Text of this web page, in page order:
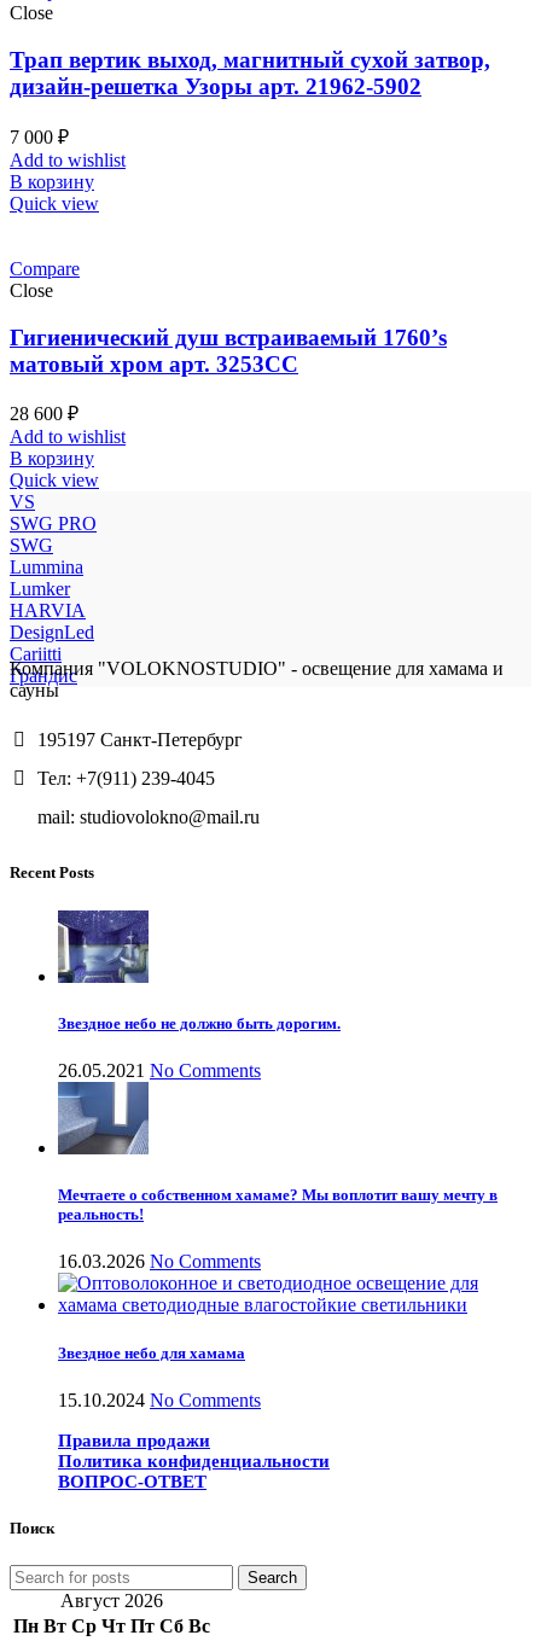
Close
Трап вертик выход, магнитный сухой затвор,
дизайн-решетка Узоры арт. 21962-5902
7 000 ₽
Add to wishlist
В корзину
Quick view
Compare
Close
Гигиенический душ встраиваемый 1760’s
матовый хром арт. 3253CC
28 600 ₽
Add to wishlist
В корзину
Quick view
VS
SWG PRO
SWG
Lummina
Lumker
HARVIA
DesignLed
Cariitti
Грандис
Компания "VOLOKNOSTUDIO" - освещение для хамама и
сауны
195197 Санкт-Петербург
Тел: +7(911) 239-4045
mail: studiovolokno@mail.ru
Recent Posts
Звездное небо не должно быть дорогим.
26.05.2021 No Comments
Мечтаете о собственном хамаме? Мы воплотит вашу мечту в
реальность!
16.03.2026 No Comments
Звездное небо для хамама
15.10.2024 No Comments
Правила продажи
Политика конфиденциальности
ВОПРОС-ОТВЕТ
Поиск
Search
Август 2026
Пн Вт Ср Чт Пт Сб Вс